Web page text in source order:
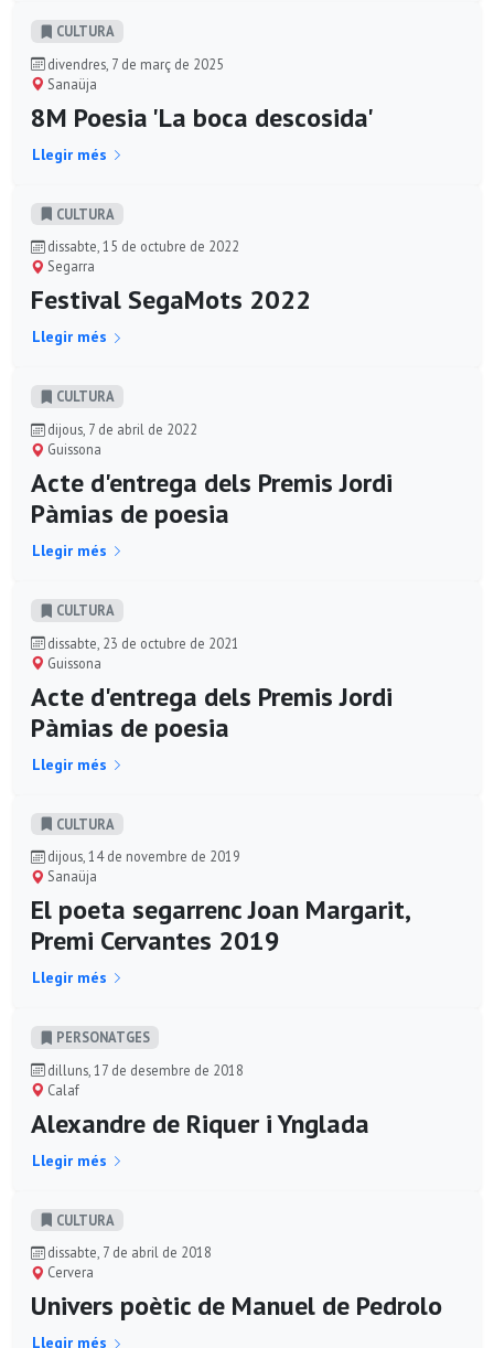
CULTURA
divendres, 7 de març de 2025
Sanaüja
8M Poesia 'La boca descosida'
Llegir més
CULTURA
dissabte, 15 de octubre de 2022
Segarra
Festival SegaMots 2022
Llegir més
CULTURA
dijous, 7 de abril de 2022
Guissona
Acte d'entrega dels Premis Jordi
Pàmias de poesia
Llegir més
CULTURA
dissabte, 23 de octubre de 2021
Guissona
Acte d'entrega dels Premis Jordi
Pàmias de poesia
Llegir més
CULTURA
dijous, 14 de novembre de 2019
Sanaüja
El poeta segarrenc Joan Margarit,
Premi Cervantes 2019
Llegir més
PERSONATGES
dilluns, 17 de desembre de 2018
Calaf
Alexandre de Riquer i Ynglada
Llegir més
CULTURA
dissabte, 7 de abril de 2018
Cervera
Univers poètic de Manuel de Pedrolo
Llegir més